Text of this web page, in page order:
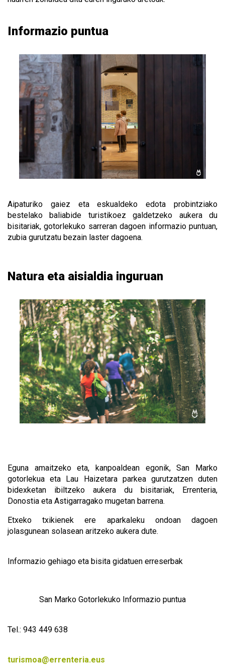
Informazio puntua
Aipaturiko gaiez eta eskualdeko edota probintziako
bestelako baliabide turistikoez galdetzeko aukera du
bisitariak, gotorlekuko sarreran dagoen informazio puntuan,
zubia gurutzatu bezain laster dagoena.
Natura eta aisialdia inguruan
Eguna amaitzeko eta, kanpoaldean egonik, San Marko
gotorlekua eta Lau Haizetara parkea gurutzatzen duten
bidexketan ibiltzeko aukera du bisitariak, Errenteria,
Donostia eta Astigarragako mugetan barrena.
Etxeko txikienek ere aparkaleku ondoan dagoen
jolasgunean solasean aritzeko aukera dute.
Informazio gehiago eta bisita gidatuen erreserbak
San Marko Gotorlekuko Informazio puntua
Tel.: 943 449 638
turismoa@errenteria.eus